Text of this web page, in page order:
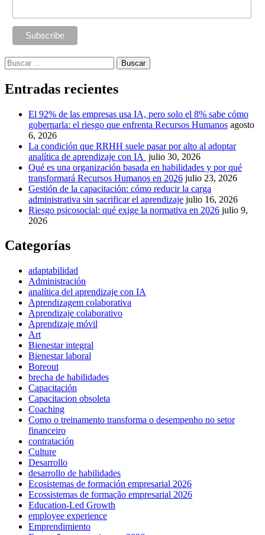
Buscar:
Entradas recientes
El 92% de las empresas usa IA, pero solo el 8% sabe cómo
gobernarla: el riesgo que enfrenta Recursos Humanos agosto
6, 2026
La condición que RRHH suele pasar por alto al adoptar
analítica de aprendizaje con IA julio 30, 2026
Qué es una organización basada en habilidades y por qué
transformará Recursos Humanos en 2026 julio 23, 2026
Gestión de la capacitación: cómo reducir la carga
administrativa sin sacrificar el aprendizaje julio 16, 2026
Riesgo psicosocial: qué exige la normativa en 2026 julio 9,
2026
Categorías
adaptabilidad
Administración
analítica del aprendizaje con IA
Aprendizagem colaborativa
Aprendizaje colaborativo
Aprendizaje móvil
Art
Bienestar integral
Bienestar laboral
Boreout
brecha de habilidades
Capacitación
Capacitacion obsoleta
Coaching
Como o treinamento transforma o desempenho no setor
financeiro
contratación
Culture
Desarrollo
desarrollo de habilidades
Ecosistemas de formación empresarial 2026
Ecossistemas de formação empresarial 2026
Education-Led Growth
employee experience
Emprendimiento